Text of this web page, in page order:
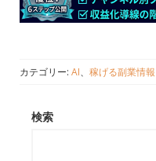
カテゴリー: AI、 稼げる副業情報
検索